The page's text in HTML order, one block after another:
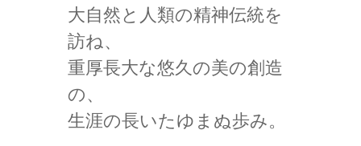
大自然と人類の精神伝統を
訪ね、
重厚長大な悠久の美の創造
の、
生涯の長いたゆまぬ歩み。